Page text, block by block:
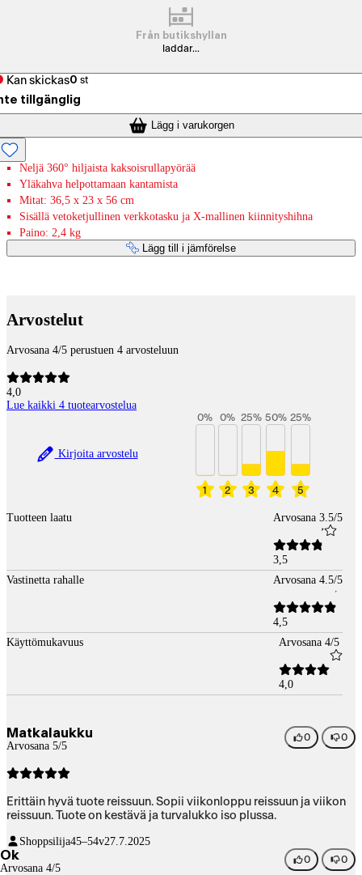
Från butikshyllan
laddar...
Kan skickas0 st
tillgänglig
Lägg i varukorgen
Neljä 360° hiljaista kaksoisrullapyörää
Yläkahva helpottamaan kantamista
Mitat: 36,5 x 23 x 56 cm
Sisällä vetoketjullinen verkkotasku ja X-mallinen kiinnityshihna
Paino: 2,4 kg
Lägg till i jämförelse
Arvostelut
Arvosana 4/5 perustuen 4 arvosteluun
4,0
Lue kaikki 4 tuotearvostelua
Kirjoita arvostelu
1
0%
2
0%
3
25%
4
50%
5
25%
Tuotteen laatu Arvosana 3.5/5
3,5
Vastinetta rahalle
Arvosana 4.5/5
4,5
Käyttömukavuus
Arvosana 4/5
4,0
Matkalaukku
Arvosana 5/5
0 0
Erittäin hyvä tuote reissuun. Sopii viikonloppu reissuun ja viikon
reissuun. Tuote on kestävä ja turvalukko iso plussa.
Shoppsilija45–54v27.7.2025
Ok
Arvosana 4/5
0 0